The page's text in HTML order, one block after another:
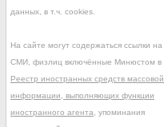
данных, в т.ч. cookies.
На сайте могут содержаться ссылки на
СМИ, физлиц включённые Минюстом в
Реестр иностранных средств массовой
информации, выполняющих функции
иностранного агента , упоминания